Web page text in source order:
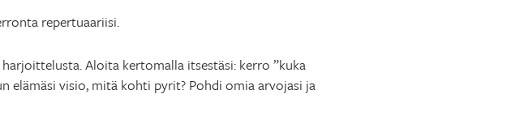
repertuaariisi.
Aloita kertomalla itsestäsi: kerro ”kuka
elämäsi visio, mitä kohti pyrit? Pohdi omia arvojasi ja